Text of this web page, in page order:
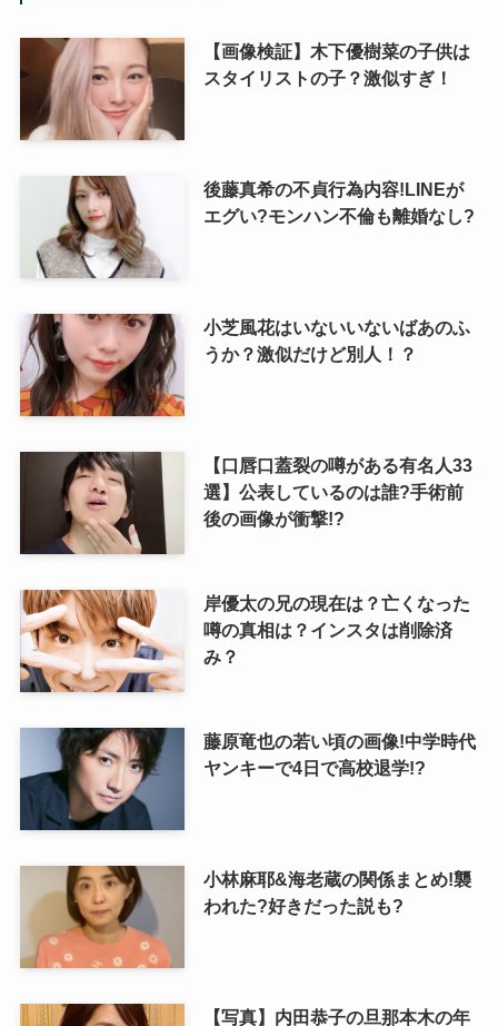
【画像検証】木下優樹菜の子供は
スタイリストの子？激似すぎ！
後藤真希の不貞行為内容!LINEが
エグい?モンハン不倫も離婚なし?
小芝風花はいないいないばあのふ
うか？激似だけど別人！？
【口唇口蓋裂の噂がある有名人33
選】公表しているのは誰?手術前
後の画像が衝撃!?
岸優太の兄の現在は？亡くなった
噂の真相は？インスタは削除済
み？
藤原竜也の若い頃の画像!中学時代
ヤンキーで4日で高校退学!?
小林麻耶&海老蔵の関係まとめ!襲
われた?好きだった説も?
【写真】内田恭子の旦那本木の年